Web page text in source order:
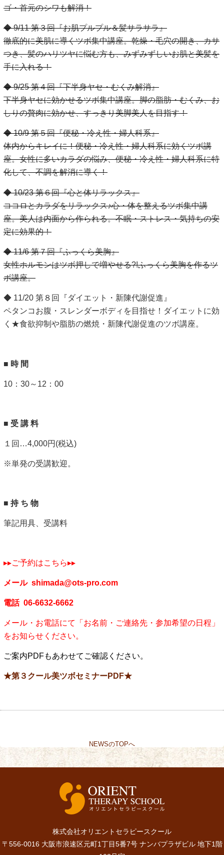
ゴ・首元のシワも解消！
◆ 9/11 第３回『お肌プルプル＆髪サラサラ』
徹底的に美肌に導くツボ集中講座。乾燥・毛穴の開き、カサ
つき、髪のハリツヤに悩む方も、みずみずしいお肌と美髪を
手に入れる！
◆ 9/25 第４回『下半身ヤセ・むくみ解消』
下半身ヤセに効かせるツボ集中講座。脚の脂肪・むくみ、お
しりの贅肉に効かせ、すっきり美脚美人を目指す！
◆ 10/9 第５回『便秘・冷え性・婦人科系』
体内からキレイに！便秘・冷え性・婦人科系に効くツボ講
座。女性に多いカラダの悩み、便秘・冷え性・婦人科系に特
化して、不調を解消に導く！
◆ 10/23 第６回『心と体リラックス』
ココロとカラダをリラックス♪心・体を整えるツボ集中講
座。美人は内面から作られる。不眠・ストレス・気持ちの安
定に効果的！
◆ 11/6 第７回『ふっくら美胸』
女性ホルモンはツボ押しで増やせる?!ふっくら美胸を作るツ
ボ講座。
◆ 11/20 第８回『ダイエット・新陳代謝促進』
ペタンコお腹・スレンダーボディを目指せ！ダイエットに効
く★食欲抑制や脂肪の燃焼・新陳代謝促進のツボ講座。
■ 時 間
10：30～12：00
■ 受 講 料
１回…4,000円(税込)
※単発の受講歓迎。
■ 持 ち 物
筆記用具、受講料
▸▸ご予約はこちら▸▸
メール shimada@ots-pro.com
電話 06-6632-6662
メール・お電話にて「お名前・ご連絡先・参加希望の日程」
をお知らせください。
ご案内PDFもあわせてご確認ください。
★第３クール美ツボセミナーPDF★
NEWSのTOPへ
株式会社オリエントセラピースクール
〒556-0016 大阪市浪速区元町1丁目5番7号 ナンバプラザビル 地下1階